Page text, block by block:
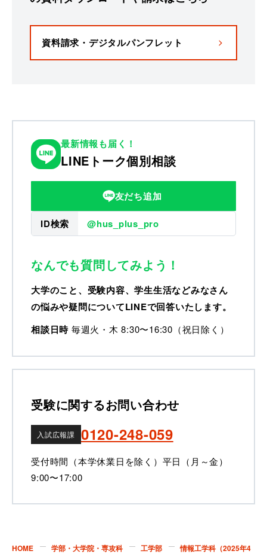
資料請求・デジタルパンフレット
最新情報も届く！
LINEトーク個別相談
友だち追加
ID検索 @hus_plus_pro
なんでも質問してみよう！
大学のこと、受験内容、学生生活などみなさん
の悩みや疑問についてLINEで回答いたします。
相談日時 毎週火・木 8:30〜16:30（祝日除く）
受験に関するお問い合わせ
入試広報課 0120-248-059
受付時間（本学休業日を除く） 平日（月～金）
9:00〜17:00
HOME 学部・大学院・専攻科 工学部
情報工学科（2025年4